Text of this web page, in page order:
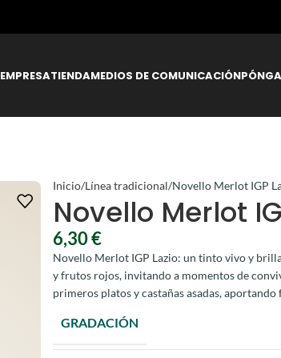
EMPRESATIENDAMEDIOS DE COMUNICACIÓN
Inicio Línea tradicional Novello Merlot IGP
Novello Merlot
6,30€
Novello Merlot IGP Lazio: un tinto vivo y
y frutos rojos, invitando a momentos de
primeros platos y castañas asadas,
GRADACIÓN